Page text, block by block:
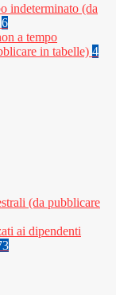
indeterminato (da
6
a tempo
in tabelle) 4
(da pubblicare
ai dipendenti